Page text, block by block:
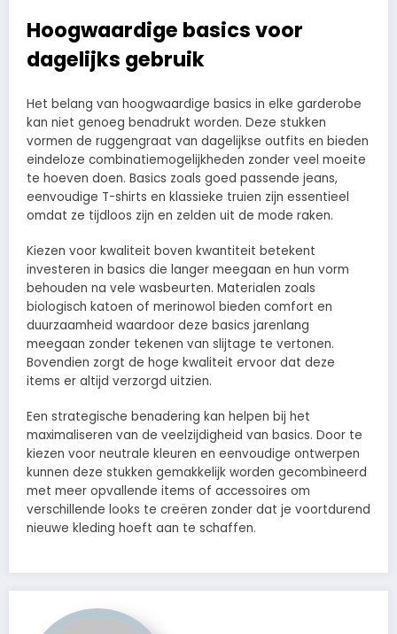
Hoogwaardige basics voor
dagelijks gebruik
Het belang van hoogwaardige basics in elke garderobe
kan niet genoeg benadrukt worden. Deze stukken
vormen de ruggengraat van dagelijkse outfits en bieden
eindeloze combinatiemogelijkheden zonder veel moeite
te hoeven doen. Basics zoals goed passende jeans,
eenvoudige T-shirts en klassieke truien zijn essentieel
omdat ze tijdloos zijn en zelden uit de mode raken.
Kiezen voor kwaliteit boven kwantiteit betekent
investeren in basics die langer meegaan en hun vorm
behouden na vele wasbeurten. Materialen zoals
biologisch katoen of merinowol bieden comfort en
duurzaamheid waardoor deze basics jarenlang
meegaan zonder tekenen van slijtage te vertonen.
Bovendien zorgt de hoge kwaliteit ervoor dat deze
items er altijd verzorgd uitzien.
Een strategische benadering kan helpen bij het
maximaliseren van de veelzijdigheid van basics. Door te
kiezen voor neutrale kleuren en eenvoudige ontwerpen
kunnen deze stukken gemakkelijk worden gecombineerd
met meer opvallende items of accessoires om
verschillende looks te creëren zonder dat je voortdurend
nieuwe kleding hoeft aan te schaffen.